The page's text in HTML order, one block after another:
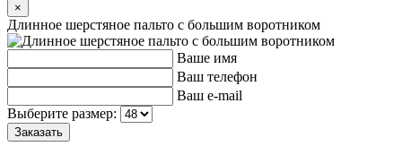
×
Длинное шерстяное пальто с большим воротником
Ваше имя
Ваш телефон
Ваш e-mail
Выберите размер: